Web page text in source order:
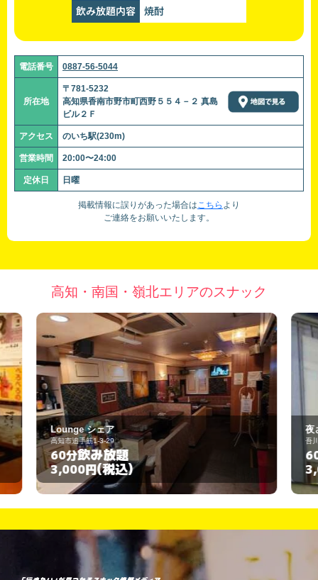
飲み放題内容 焼酎
電話番号 0887-56-5044
所在地
〒781-5232
高知県香南市野市町西野５５４－２ 真島
ビル２Ｆ
アクセス のいち駅(230m)
営業時間 20:00〜24:00
定休日 日曜
掲載情報に誤りがあった場合はこちら より
ご連絡をお願いいたします。
高知・南国・嶺北エリアのスナック
夜さ恋
吾川郡いの町枝川670
60分飲み放題
3,000円(税込)